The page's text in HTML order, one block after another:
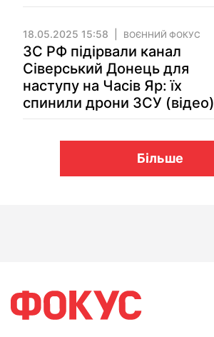
18.05.2025 15:58 ВОЄННИЙ ФОКУС
ЗС РФ підірвали канал
Сіверський Донець для
наступу на Часів Яр: їх
спинили дрони ЗСУ (відео)
Більше